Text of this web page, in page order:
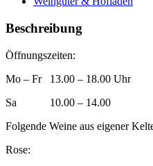
Beschreibung
Öffnungszeiten:
Mo – Fr 13.00 – 18.00 Uhr
Sa 10.00 – 14.00
Folgende Weine aus eigener
Rose: